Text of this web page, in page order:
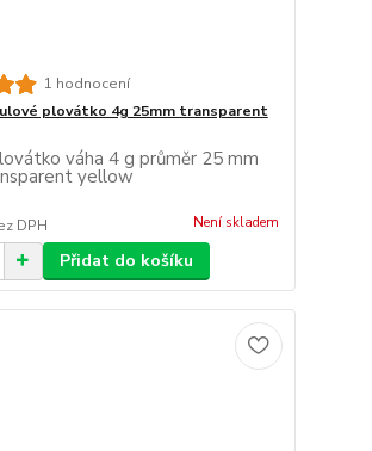
1 hodnocení
plovátko 4g 25mm transparent
váha 4 g průměr 25 mm
yellow
DPH Není skladem
Přidat do košíku